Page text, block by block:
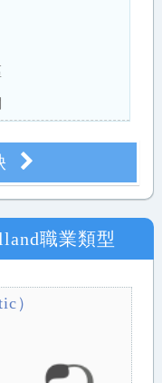
職業類型
）